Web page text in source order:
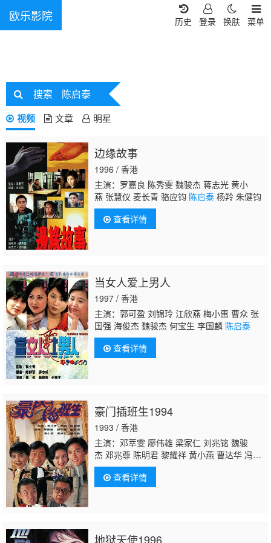
欧乐影院 菜单
换肤
登录
历史
搜索 陈启泰
视频 文章 明星
边缘故事
1996 / 香港
主演：罗嘉良 陈秀雯 魏骏杰 蒋志光 黄小
燕 张慧仪 麦长青 骆应钧 陈启泰杨羚 朱健钧
查看详情
当女人爱上男人
1997 / 香港
主演：郭可盈 刘锦玲 江欣燕 梅小惠 曹众 张
国强 海俊杰 魏骏杰 何宝生 李国麟 陈启泰
查看详情
豪门插班生1994
1993 / 香港
主演：邓萃雯 廖伟雄 梁家仁 刘兆铭 魏骏
杰 邓兆尊 陈明君 黎耀祥 黄小燕 曹达华 冯素
波 白茵 李桂英 林家栋 卢宛茵 梁葆贞 凌汉 萧
玉燕 冯晓文 黄文标 游飙 叶振声 蒋克 王维
德 陈安莹 林嘉丽 黎秀英
查看详情
地狱天使1996